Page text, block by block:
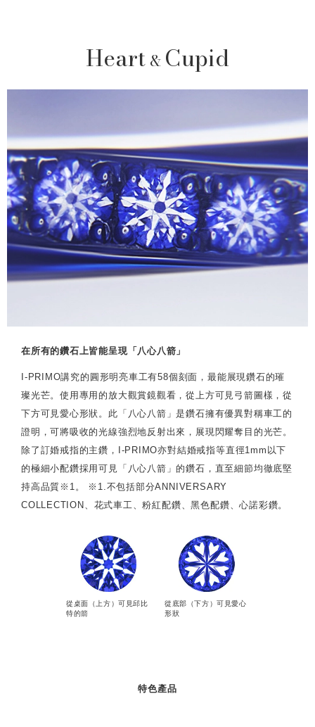
Heart & Cupid
在所有的鑽石上皆能呈現「八心八箭」
I-PRIMO講究的圓形明亮車工有58個刻面，最能展現鑽石的璀
璨光芒。使用專用的放大觀賞鏡觀看，從上方可見弓箭圖樣，從
下方可見愛心形狀。此「八心八箭」是鑽石擁有優異對稱車工的
證明，可將吸收的光線強烈地反射出來，展現閃耀奪目的光芒。
除了訂婚戒指的主鑽，I-PRIMO亦對結婚戒指等直徑1mm以下
的極細小配鑽採用可見「八心八箭」的鑽石，直至細節均徹底堅
持高品質※1。 ※1.不包括部分ANNIVERSARY
COLLECTION、花式車工、粉紅配鑽、黑色配鑽、心諾彩鑽。
從桌面（上方）可見邱比
特的箭
從底部（下方）可見愛心
形狀
特色產品